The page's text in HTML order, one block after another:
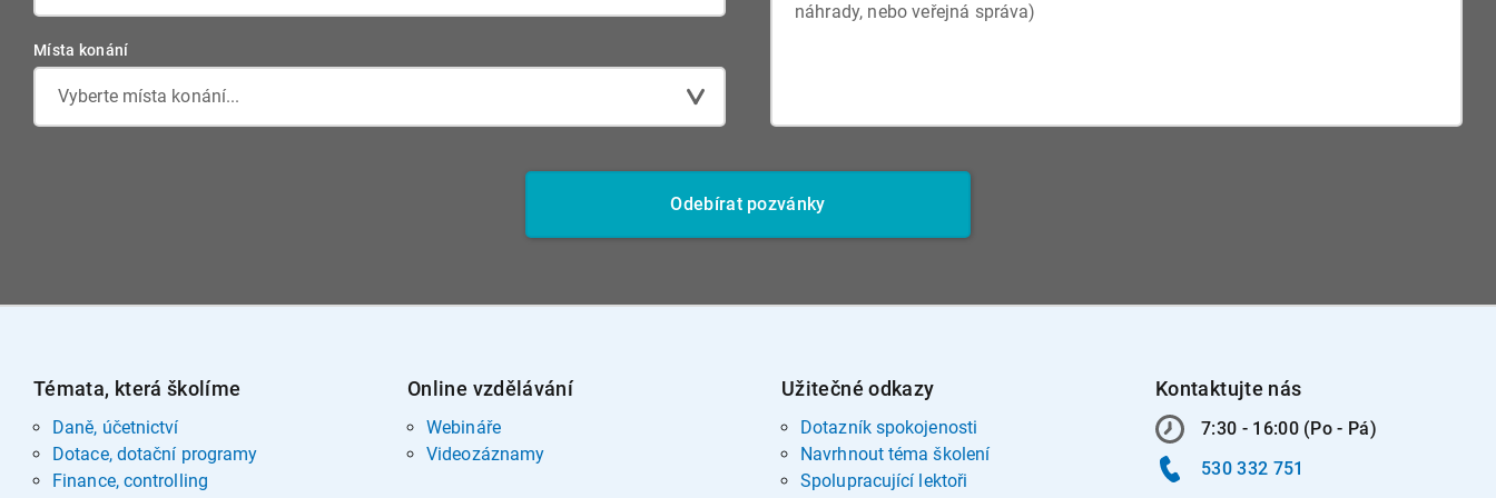
Místa konání
Vyberte místa konání...
Odebírat pozvánky
Témata, která školíme
Daně, účetnictví
Dotace, dotační programy
Finance, controlling
Online vzdělávání
Webináře
Videozáznamy
Užitečné odkazy
Dotazník spokojenosti
Navrhnout téma školení
Spolupracující lektoři
Kontaktujte nás
7:30 - 16:00 (Po - Pá)
530 332 751